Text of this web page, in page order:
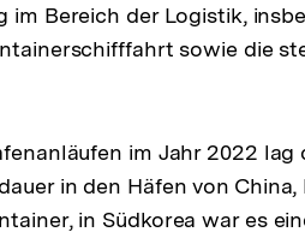
Bereich der Logistik,
sowie die
im Jahr 2022 lag
in den Häfen von China,
in Südkorea war es